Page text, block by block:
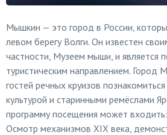
Мышкин — это город в России,
левом берегу Волги. Он известен
частности, Музеем мыши, и является
туристическим направлением. Город
гостей речных круизов
культурой и старинными ремёслами
программу посещения может
Осмотр механизмов XIX века,